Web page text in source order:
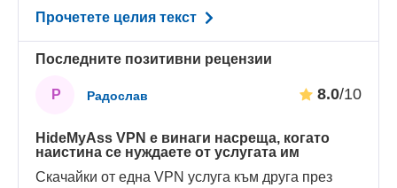
Прочетете целия текст
Последните позитивни рецензии
Р Радослав 8.0/10
HideMyAss VPN е винаги насреща, когато
наистина се нуждаете от услугата им
Скачайки от една VPN услуга към друга през